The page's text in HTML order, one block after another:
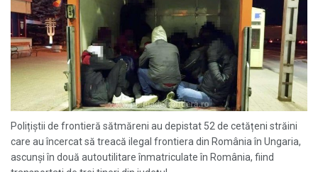
Polițiștii de frontieră sătmăreni au depistat 52 de cetățeni străini
care au încercat să treacă ilegal frontiera din România în Ungaria,
ascunși în două autoutilitare înmatriculate în România, fiind